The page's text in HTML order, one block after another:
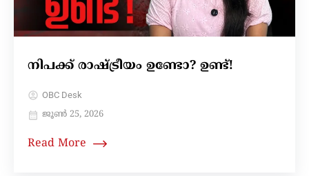
നിപക്ക് രാഷ്ട്രീയം ഉണ്ടോ? ഉണ്ട്!
OBC Desk
ജൂൺ 25, 2026
Read More